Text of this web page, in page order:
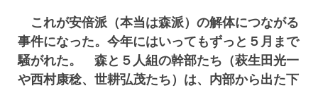
これが安倍派（本当は森派）の解体につながる
事件になった。今年にはいってもずっと５月まで
騒がれた。 森と５人組の幹部たち（萩生田光一
や西村康稔、世耕弘茂たち）は、内部から出た下